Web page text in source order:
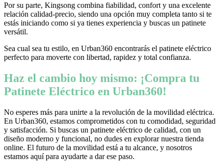
Por su parte, Kingsong combina fiabilidad, confort y una excelente
relación calidad-precio, siendo una opción muy completa tanto si te
estás iniciando como si ya tienes experiencia y buscas un patinete
versátil.
Sea cual sea tu estilo, en Urban360 encontrarás el patinete eléctrico
perfecto para moverte con libertad, rapidez y total confianza.
Haz el cambio hoy mismo: ¡Compra tu
Patinete Eléctrico en Urban360!
No esperes más para unirte a la revolución de la movilidad eléctrica.
En Urban360, estamos comprometidos con tu comodidad, seguridad
y satisfacción. Si buscas un patinete eléctrico de calidad, con un
diseño moderno y funcional, no dudes en explorar nuestra tienda
online. El futuro de la movilidad está a tu alcance, y nosotros
estamos aquí para ayudarte a dar ese paso.